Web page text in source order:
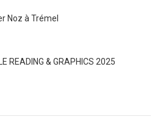
Noz à Trémel
READING & GRAPHICS 2025